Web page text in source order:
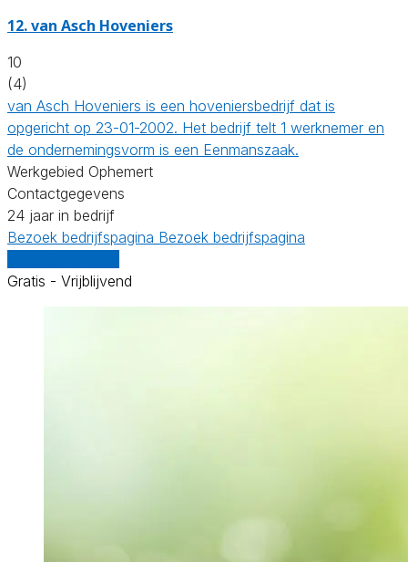
12.van Asch Hoveniers
10
(4)
van Asch Hoveniers is een hoveniersbedrijf dat is
opgericht op 23-01-2002. Het bedrijf telt 1 werknemer en
de ondernemingsvorm is een Eenmanszaak.
Werkgebied Ophemert
Contactgegevens
24 jaar in bedrijf
Bezoek bedrijfspagina Bezoek bedrijfspagina
Gratis - Vrijblijvend